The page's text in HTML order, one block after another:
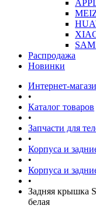
Распродажа
Новинки
Интернет-
•
Каталог товаров
•
Запчасти для
•
Корпуса и
•
Корпуса и
•
Задняя крышка
белая